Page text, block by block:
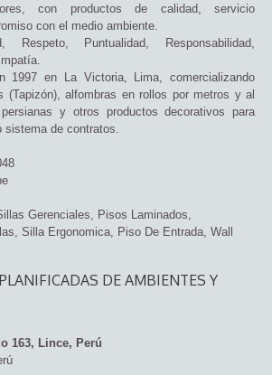
con productos de calidad, servicio
con el medio ambiente.
Respeto, Puntualidad, Responsabilidad,
1997 en La Victoria, Lima, comercializando
(Tapizón), alfombras en rollos por metros y al
y otros productos decorativos para
sistema de contratos.
Gerenciales
Pisos Laminados
Silla Ergonomica Piso De Entrada Wall
DE AMBIENTES Y
163, Lince, Perú